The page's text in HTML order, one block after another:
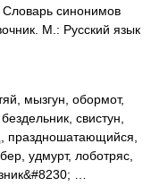
синонимов
М.: Русский язык
мызгун, обормот,
свистун,
праздношатающийся,
удмурт, лоботряс,
…